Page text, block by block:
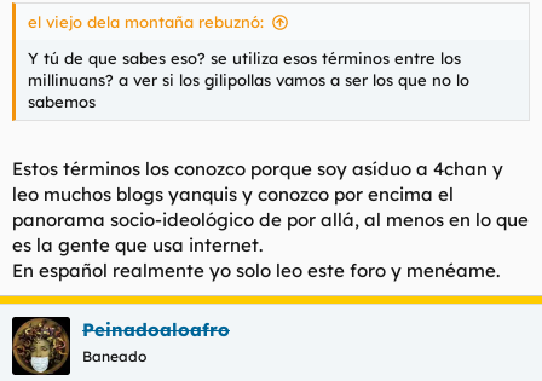
el viejo dela montaña rebuznó:
Y tú de que sabes eso? se utiliza esos términos entre los
millinuans? a ver si los gilipollas vamos a ser los que no lo
sabemos
Estos términos los conozco porque soy asíduo a 4chan y
leo muchos blogs yanquis y conozco por encima el
panorama socio-ideológico de por allá, al menos en lo que
es la gente que usa internet.
En español realmente yo solo leo este foro y menéame.
Peinadoaloafro
Baneado